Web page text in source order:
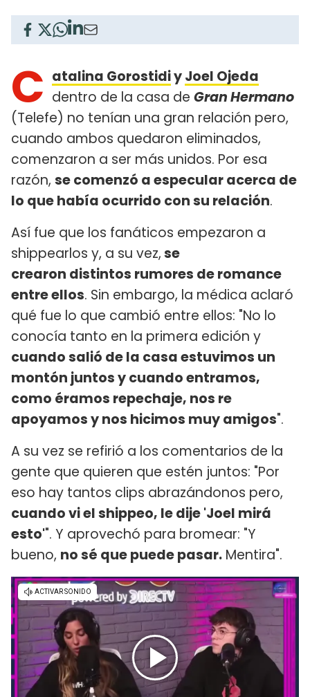
C atalina GorostidiyJoel Ojeda
dentro de la casa de Gran Hermano
(Telefe) no tenían una gran relación pero,
cuando ambos quedaron eliminados,
comenzaron a ser más unidos. Por esa
razón, se comenzó a especular acerca de
lo que había ocurrido con su relación.
Así fue que los fanáticos empezaron a
shippearlos y, a su vez,se
crearon distintos rumores de romance
entre ellos. Sin embargo, la médica aclaró
qué fue lo que cambió entre ellos: "No lo
conocía tanto en la primera edición y
cuando salió de la casa estuvimos un
montón juntos y cuando entramos,
como éramos repechaje, nos re
apoyamos y nos hicimos muy amigos".
A su vez se refirió a los comentarios de la
gente que quieren que estén juntos: "Por
eso hay tantos clips abrazándonos pero,
cuando vi el shippeo, le dije 'Joel mirá
esto'". Y aprovechó para bromear: "Y
bueno, no sé que puede pasar. Mentira".